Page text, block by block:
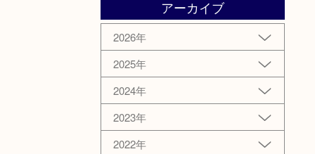
アーカイブ
2026年
2025年
2024年
2023年
2022年